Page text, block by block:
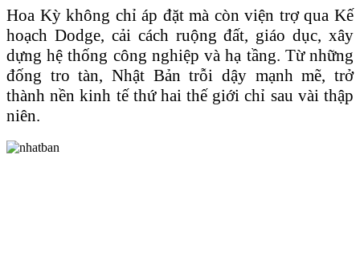
Hoa Kỳ không chỉ áp đặt mà còn viện trợ qua Kế
hoạch Dodge, cải cách ruộng đất, giáo dục, xây
dựng hệ thống công nghiệp và hạ tầng. Từ những
đống tro tàn, Nhật Bản trỗi dậy mạnh mẽ, trở
thành nền kinh tế thứ hai thế giới chỉ sau vài thập
niên.